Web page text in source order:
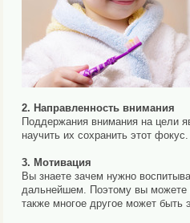
2. Направленность внимания
Поддержания внимания на цели
научить их сохранить этот
3. Мотивация
Вы знаете зачем нужно
дальнейшем. Поэтому вы можете
также многое другое может